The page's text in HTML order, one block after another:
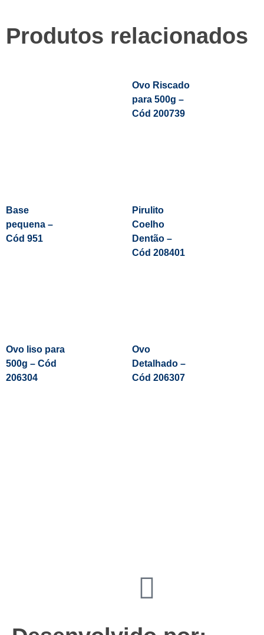
Produtos relacionados
Ovo Riscado
para 500g –
Cód 200739
Base
pequena –
Cód 951
Pirulito
Coelho
Dentão –
Cód 208401
Ovo liso para
500g – Cód
206304
Ovo
Detalhado –
Cód 206307